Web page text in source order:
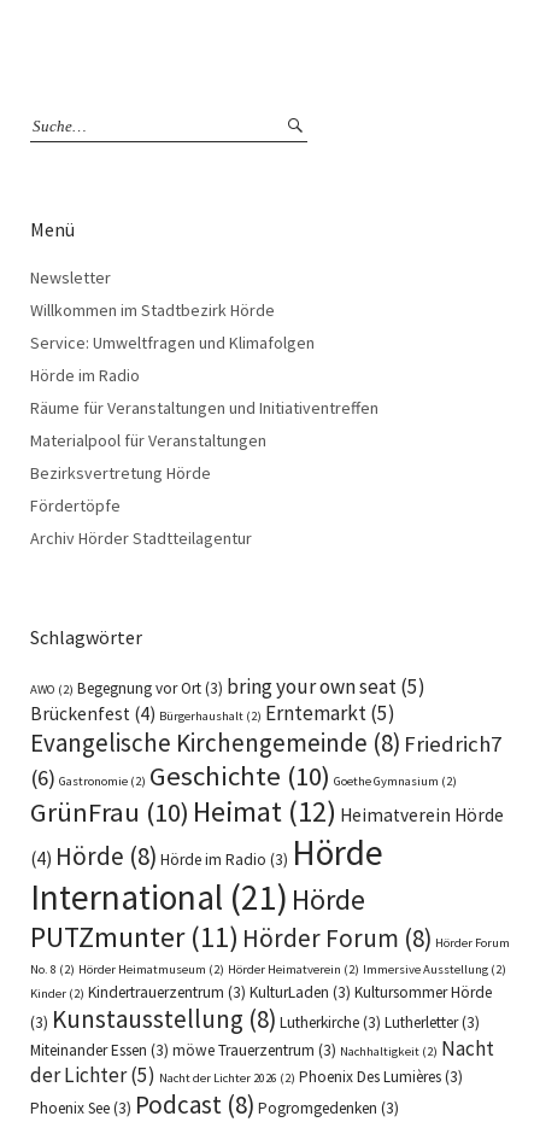
Menü
Newsletter
Willkommen im Stadtbezirk Hörde
Service: Umweltfragen und Klimafolgen
Hörde im Radio
Räume für Veranstaltungen und Initiativentreffen
Materialpool für Veranstaltungen
Bezirksvertretung Hörde
Fördertöpfe
Archiv Hörder Stadtteilagentur
Schlagwörter
AWO (2) Begegnung vor Ort(3) bring your own seat(5)
Brückenfest (4) Bürgerhaushalt (2) Erntemarkt(5)
Evangelische Kirchengemeinde (8) Friedrich7
(6) Gastronomie (2) Geschichte (10) Goethe Gymnasium (2)
GrünFrau (10) Heimat (12) Heimatverein Hörde
(4) Hörde (8) Hörde im Radio (3) Hörde
International (21) Hörde
PUTZmunter(11) Hörder Forum (8) Hörder Forum
No. 8 (2) Hörder Heimatmuseum (2) Hörder Heimatverein (2) Immersive Ausstellung (2)
Kinder (2) Kindertrauerzentrum (3) KulturLaden (3) Kultursommer Hörde
(3) Kunstausstellung (8) Lutherkirche(3) Lutherletter(3)
Miteinander Essen (3) möwe Trauerzentrum (3) Nachhaltigkeit (2) Nacht
der Lichter(5) Nacht der Lichter 2026 (2) Phoenix Des Lumières(3)
Phoenix See(3) Podcast (8) Pogromgedenken (3)